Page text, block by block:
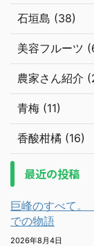
石垣島 (38)
美容フルーツ
農家さん紹介
青梅 (11)
香酸柑橘 (16)
最近の投稿
巨峰のすべて。
での物語
2026年8月4日